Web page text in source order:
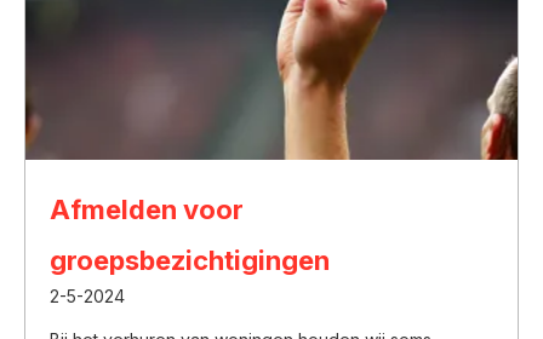
Afmelden voor
groepsbezichtigingen
2-5-2024